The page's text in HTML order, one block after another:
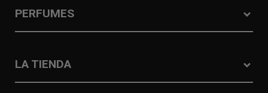
PERFUMES
LA TIENDA